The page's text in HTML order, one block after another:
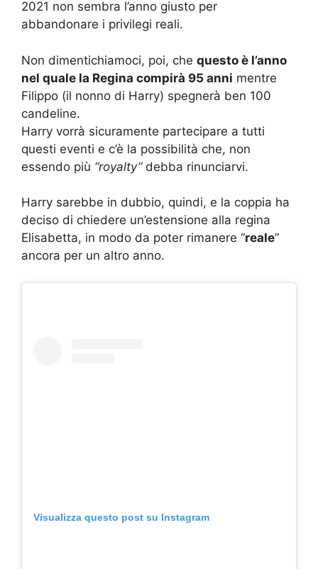
2021 non sembra l’anno giusto per
abbandonare i privilegi reali.
Non dimentichiamoci, poi, che questo è l’anno
nel quale la Regina compirà 95 anni mentre
Filippo (il nonno di Harry) spegnerà ben 100
candeline.
Harry vorrà sicuramente partecipare a tutti
questi eventi e c’è la possibilità che, non
essendo più “royalty”debba rinunciarvi.
Harry sarebbe in dubbio, quindi, e la coppia ha
deciso di chiedere un’estensione alla regina
Elisabetta, in modo da poter rimanere “reale”
ancora per un altro anno.
Visualizza questo post su Instagram